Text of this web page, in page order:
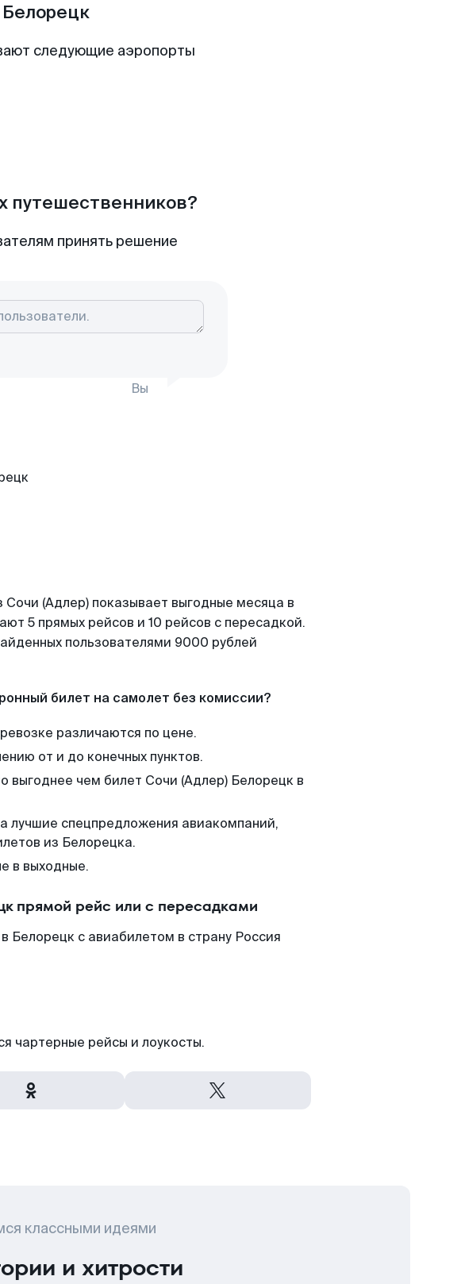
следующие аэропорты
путешественников?
принять решение
Вы
Сочи (Адлер) показывает выгодные месяца в
5 прямых рейсов и 10 рейсов с пересадкой.
пользователями 9000 рублей
билет на самолет без комиссии?
различаются по цене.
от и до конечных пунктов.
выгоднее чем билет Сочи (Адлер) Белорецк в
лучшие спецпредложения авиакомпаний,
из Белорецка.
в выходные.
прямой рейс или с пересадками
Белорецк с авиабилетом в страну Россия
чартерные рейсы и лоукосты.
классными идеями
и хитрости